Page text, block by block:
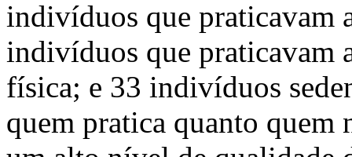
indivíduos que praticavam
indivíduos que praticavam
física; e 33 indivíduos
quem pratica quanto quem